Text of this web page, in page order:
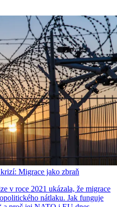
Migrace jako zbraň
v roce 2021 ukázala, že migrace
nátlaku. Jak funguje